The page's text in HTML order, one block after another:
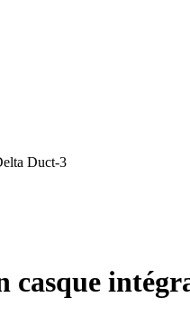
Duct-3
casque